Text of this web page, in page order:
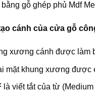
bằng gỗ ghép phủ Mdf
cánh của cửa gỗ
xương cánh được làm
mặt khung xương được
là viết tắt của từ